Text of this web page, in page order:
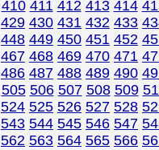
410 411 412 413 414
429 430 431 432 433
448 449 450 451 452
467 468 469 470 471
486 487 488 489 490
505 506 507 508 509
524 525 526 527 528
543 544 545 546 547
562 563 564 565 566